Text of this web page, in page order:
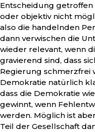
Entscheidung
oder objektiv nicht
also die handelnden
dann verwischen die
wieder relevant, wenn
gravierend sind, dass
Regierung schmerzfrei
Demokratie natürlich
dass die Demokratie
gewinnt, wenn
werden. Möglich ist
Teil der Gesellschaft